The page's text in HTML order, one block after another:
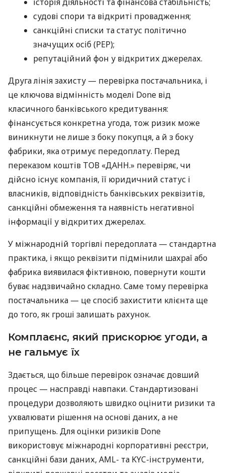
судові спори та відкриті провадження;
санкційні списки та статус політично
значущих осіб (PEP);
репутаційний фон у відкритих джерелах.
Друга лінія захисту — перевірка постачальника, і
це ключова відмінність моделі Done від
класичного банківського кредитування:
фінансується конкретна угода, тож ризик може
виникнути не лише з боку покупця, а й з боку
фабрики, яка отримує передоплату. Перед
переказом коштів ТОВ «ДАНН.» перевіряє, чи
дійсно існує компанія, її юридичний статус і
власників, відповідність банківських реквізитів,
санкційні обмеження та наявність негативної
інформації у відкритих джерелах.
У міжнародній торгівлі передоплата — стандартна
практика, і якщо реквізити підмінили шахраї або
фабрика виявилася фіктивною, повернути кошти
буває надзвичайно складно. Саме тому перевірка
постачальника — це спосіб захистити клієнта ще
до того, як гроші залишать рахунок.
Комплаєнс, який прискорює угоди, а
не гальмує їх
Здається, що більше перевірок означає довший
процес — насправді навпаки. Стандартизовані
процедури дозволяють швидко оцінити ризики та
ухвалювати рішення на основі даних, а не
припущень. Для оцінки ризиків Done
використовує міжнародні корпоративні реєстри,
санкційні бази даних, AML- та KYC-інструменти,